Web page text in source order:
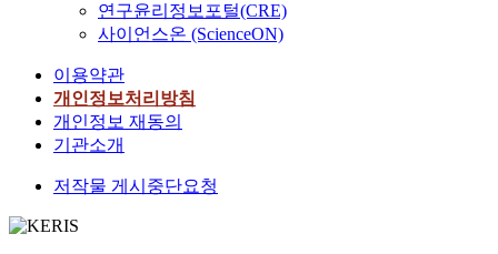
연구윤리정보포털(CRE)
사이언스온 (ScienceON)
이용약관
개인정보처리방침
개인정보 재동의
기관소개
저작물 게시중단요청